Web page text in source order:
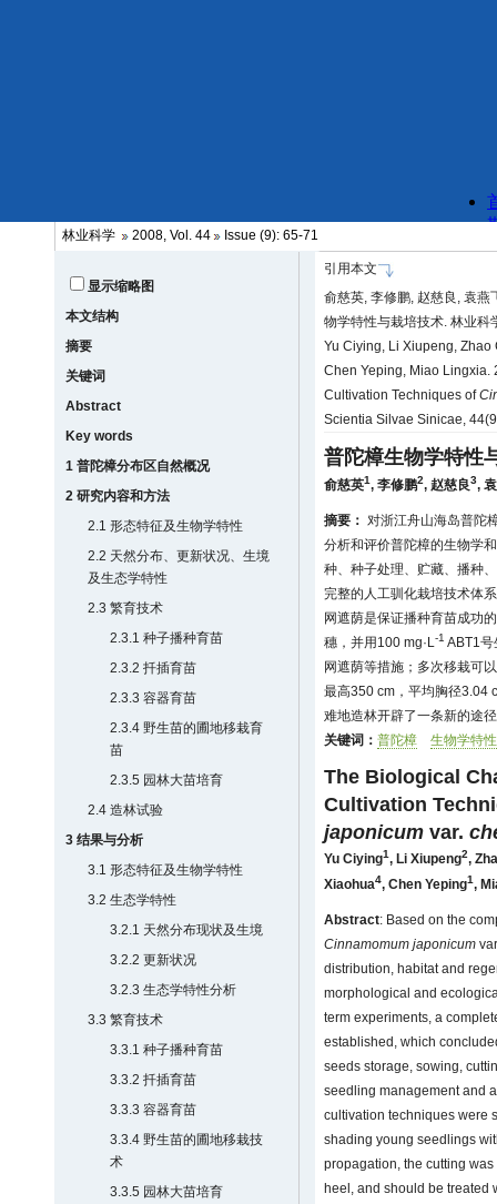
林业科学 2008, Vol. 44 Issue (9): 65-71
显示缩略图
本文结构
摘要
关键词
Abstract
Key words
1 普陀樟分布区自然概况
2 研究内容和方法
2.1 形态特征及生物学特性
2.2 天然分布、更新状况、生境
及生态学特性
2.3 繁育技术
2.3.1 种子播种育苗
2.3.2 扦插育苗
2.3.3 容器育苗
2.3.4 野生苗的圃地移栽育
苗
2.3.5 园林大苗培育
2.4 造林试验
3 结果与分析
3.1 形态特征及生物学特性
3.2 生态学特性
3.2.1 天然分布现状及生境
3.2.2 更新状况
3.2.3 生态学特性分析
3.3 繁育技术
3.3.1 种子播种育苗
3.3.2 扦插育苗
3.3.3 容器育苗
3.3.4 野生苗的圃地移栽技
术
3.3.5 园林大苗培育
引用本文
俞慈英, 李修鹏, 赵慈良, 袁燕
物学特性与栽培技术. 林业科
Yu Ciying, Li Xiupeng,
Chen Yeping, Miao Lingxia.
Cultivation Techniques of
Scientia Silvae Sinicae,
普陀樟生物学特性
俞慈英1, 李修鹏2, 赵慈良3,
摘要： 对浙江舟山海岛普陀
分析和评价普陀樟的生物学
种、种子处理、贮藏、播种
完整的人工驯化栽培技术体
网遮荫是保证播种育苗成功
穗，并用100 mg·L-1 ABT1号
网遮荫等措施；多次移栽可
最高350 cm，平均胸径3.04
难地造林开辟了一条新的途
关键词： 普陀樟 生物学特性
The Biological
Cultivation
japonicum var.
Yu Ciying1, Li Xiupeng2,
Xiaohua4, Chen Yeping1,
Abstract: Based on the
Cinnamomum japonicum
distribution, habitat and
morphological and
term experiments, a
established, which
seeds storage, sowing,
seedling management and
cultivation techniques were
shading young seedlings
propagation, the cutting
heel, and should be treated